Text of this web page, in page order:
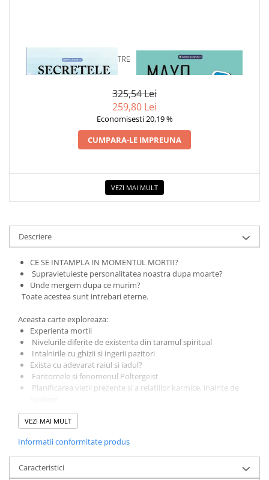
1 x SECRETELE MORTII. INTRE
MOARTE SI VIATA
1 x MAYO CLINIC. CARTEA
ESENTIALA DESPRE DIABETUL
325,54 Lei
259,80 Lei
Economisesti 20,19 %
CUMPARA-LE IMPREUNA
VEZI MAI MULT
Descriere
CE SE INTAMPLA IN MOMENTUL MORTII?
Supravietuieste personalitatea noastra dupa moarte?
Unde mergem dupa ce murim?
Toate acestea sunt intrebari eterne.
Aceasta carte exploreaza:
Experienta mortii
Nivelurile diferite de existenta din taramul spiritual
Intalnirile cu ghizii si ingerii pazitori
Exista cu adevarat raiul si iadul?
Fantomele si fenomenul Poltergeist
Planificarea vietii prezente si a relatiilor karmice, inainte de
Perceptiile despre Dumnezeu si Diavol
Semnificatia vietilor "rele"
Universului
Fenomenul Walk-in
Experienta Nasterii
VEZI MAI MULT
Informatii conformitate produs
Caracteristici